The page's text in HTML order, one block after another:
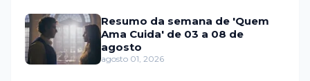
Resumo da semana de 'Quem
Ama Cuida' de 03 a 08 de
agosto
agosto 01, 2026